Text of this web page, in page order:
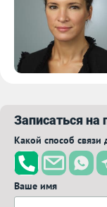
Записаться на
Какой способ связи
Ваше имя